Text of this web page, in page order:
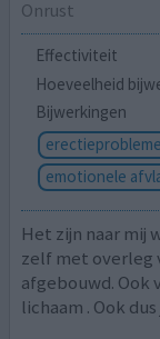
Onrust
Effectiviteit
Hoeveelheid
Bijwerkingen
emotionele
Het zijn naar mij
zelf met overleg
afgebouwd. Ook
lichaam . Ook